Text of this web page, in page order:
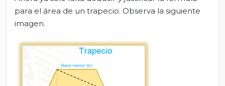
para el área de un trapecio. Observa la siguiente
imagen.